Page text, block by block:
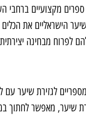
מקצועיים ברחבי
הישראליים את הכלים
לפרוח מבחינה
לגזירת שיער עם
שיער, מאפשר לחתוך